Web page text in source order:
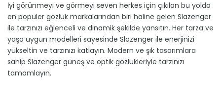
İyi görünmeyi ve görmeyi seven herkes için çıkılan bu yolda
en popüler gözlük markalarından biri haline gelen Slazenger
ile tarzınızı eğlenceli ve dinamik şekilde yansıtın. Her tarza ve
yaşa uygun modelleri sayesinde Slazenger ile enerjinizi
yükseltin ve tarzınızı katlayın. Modern ve şık tasarımlara
sahip Slazenger güneş ve optik gözlükleriyle tarzınızı
tamamlayın.